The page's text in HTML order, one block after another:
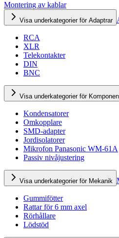
Montering av kablar
Visa underkategorier för Adaptrar
RCA
XLR
Telekontakter
DIN
BNC
Visa underkategorier för
Kondensatorer
Omkopplare
SMD-adapter
Jordisolatorer
Mikrofon Panasonic WM-61A
Passiv nivåjustering
Visa underkategorier för Mekanik
Gummifötter
Rattar för 6 mm axel
Rörhållare
Lödstöd